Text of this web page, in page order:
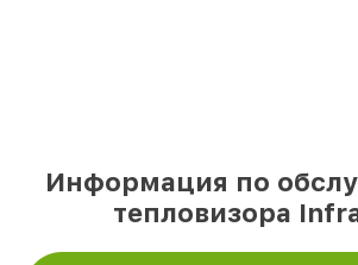
Информация по
тепловизора